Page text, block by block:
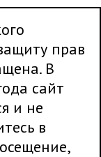
прав
В
сайт
и не
в